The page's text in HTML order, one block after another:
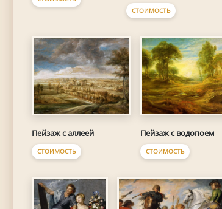
СТОИМОСТЬ
Пейзаж с аллеей
СТОИМОСТЬ
Пейзаж с водопоем
СТОИМОСТЬ